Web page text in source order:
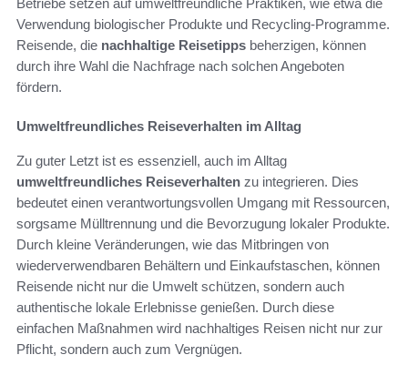
Betriebe setzen auf umweltfreundliche Praktiken, wie etwa die
Verwendung biologischer Produkte und Recycling-Programme.
Reisende, die nachhaltige Reisetipps beherzigen, können
durch ihre Wahl die Nachfrage nach solchen Angeboten
fördern.
Umweltfreundliches Reiseverhalten im Alltag
Zu guter Letzt ist es essenziell, auch im Alltag
umweltfreundliches Reiseverhalten zu integrieren. Dies
bedeutet einen verantwortungsvollen Umgang mit Ressourcen,
sorgsame Mülltrennung und die Bevorzugung lokaler Produkte.
Durch kleine Veränderungen, wie das Mitbringen von
wiederverwendbaren Behältern und Einkaufstaschen, können
Reisende nicht nur die Umwelt schützen, sondern auch
authentische lokale Erlebnisse genießen. Durch diese
einfachen Maßnahmen wird nachhaltiges Reisen nicht nur zur
Pflicht, sondern auch zum Vergnügen.